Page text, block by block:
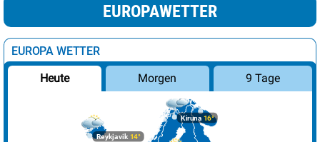
EUROPAWETTER
EUROPA WETTER
Heute Morgen 9 Tage
Reykjavik 14°
Kiruna 16°